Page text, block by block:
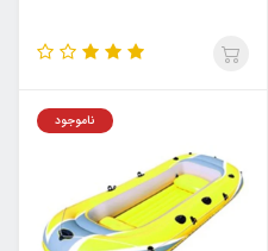
ناموجود